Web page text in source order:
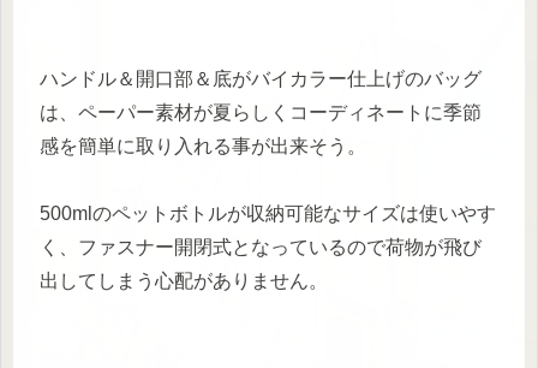
ハンドル＆開口部＆底がバイカラー仕上げのバッグ
は、ペーパー素材が夏らしくコーディネートに季節
感を簡単に取り入れる事が出来そう。
500mlのペットボトルが収納可能なサイズは使いやす
く、ファスナー開閉式となっているので荷物が飛び
出してしまう心配がありません。